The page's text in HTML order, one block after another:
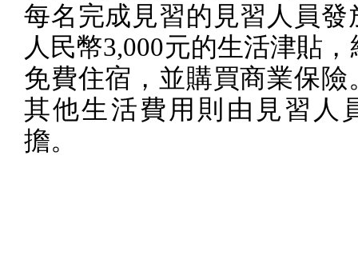
每名完成見習的見習人員發
人民幣3,000元的生活津貼，
免費住宿，並購買商業保險
其他生活費用則由見習人
擔。